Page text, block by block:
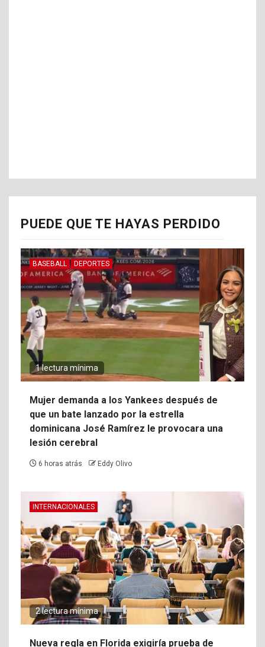
PUEDE QUE TE HAYAS PERDIDO
BASEBALL DEPORTES
1 lectura mínima
Mujer demanda a los Yankees después de
que un bate lanzado por la estrella
dominicana José Ramírez le provocara una
lesión cerebral
6 horas atrás Eddy Olivo
INTERNACIONALES
2 lectura mínima
Nueva regla en Florida exigiría prueba de